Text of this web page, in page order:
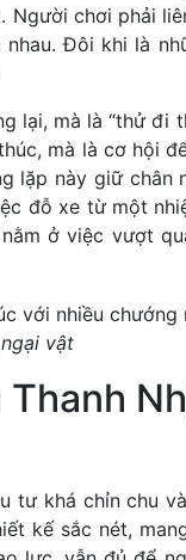
chơi phải
Đôi khi là
lại, mà là “thử đi
mà là cơ hội
lặp này giữ
đỗ xe từ một
ở việc vượt
vật
tư khá chỉn chu
kế sắc nét,